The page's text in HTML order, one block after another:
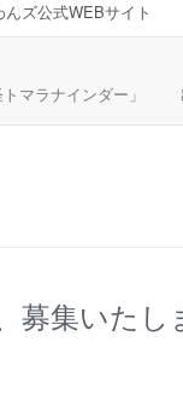
んズ公式WEBサイト
マラナインダー」
募集いたし